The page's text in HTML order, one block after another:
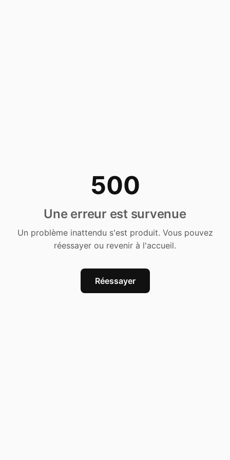
500
Une erreur est survenue
Un problème inattendu s'est produit. Vous pouvez
réessayer ou revenir à l'accueil.
Réessayer